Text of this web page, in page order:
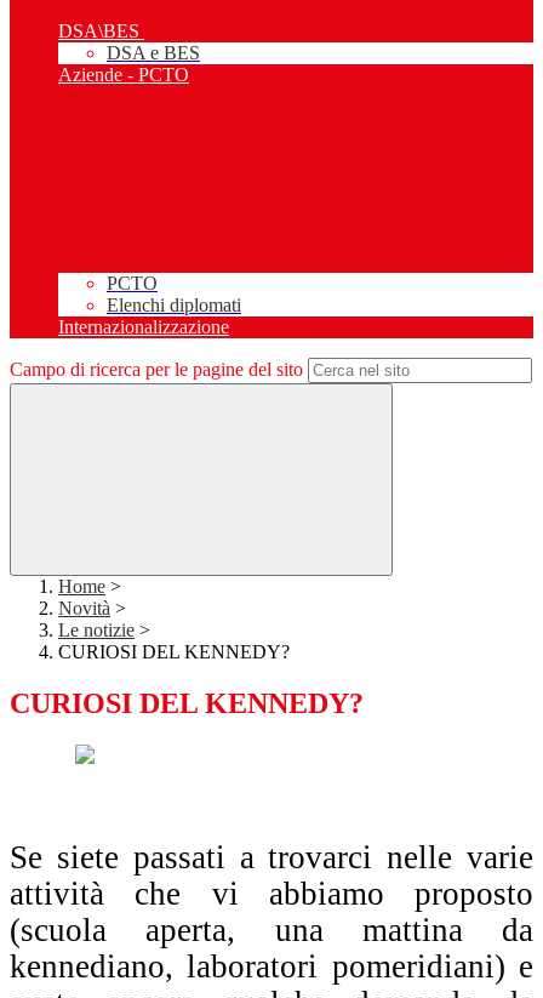
DSA\BES
DSA e BES
Aziende - PCTO
PCTO
Elenchi diplomati
Internazionalizzazione
Campo di ricerca per le pagine del sito
Home >
Novità >
Le notizie >
CURIOSI DEL KENNEDY?
CURIOSI DEL KENNEDY?
Se siete passati a trovarci nelle varie
attività che vi abbiamo proposto
(scuola aperta, una mattina da
kennediano, laboratori pomeridiani) e